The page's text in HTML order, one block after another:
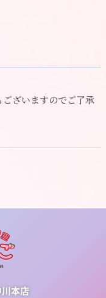
ざいますのでご了承
本店